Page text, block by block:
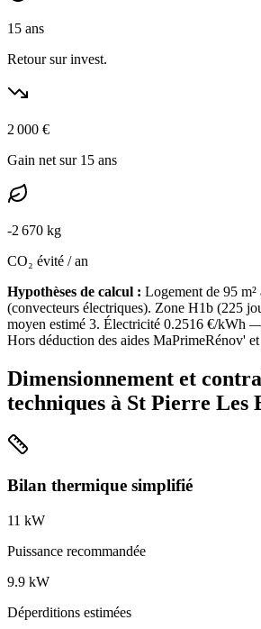
15 ans
Retour sur invest.
2 000 €
Gain net sur 15 ans
-2 670 kg
CO₂ évité / an
Hypothèses de calcul : Logement de 95 m²
(convecteurs électriques). Zone H1b (225
moyen estimé 3. Électricité 0.2516 €/kWh
Hors déduction des aides MaPrimeRénov'
Dimensionnement et
techniques à St Pierre Les
Bilan thermique simplifié
11 kW
Puissance recommandée
9.9 kW
Déperditions estimées